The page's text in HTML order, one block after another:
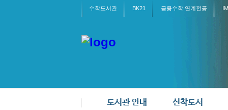
수학도서관 BK21 금융수학 연계전공
도서관 안내 신착도서